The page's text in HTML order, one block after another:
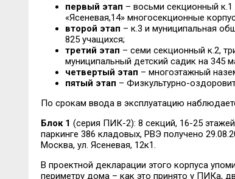
первый этап – восьми секционный
«Ясеневая,14» многосекционные
второй этап – к.3 и муниципальная
825 учащихся;
третий этап – семи секционный к.2,
муниципальный детский садик на 345
четвертый этап – многоэтажный
пятый этап – Физкультурно-
По срокам ввода в эксплуатацию
Блок 1 (серия ПИК-2): 8 секций, 16-25
паркинге 386 кладовых, РВЭ получено
Москва, ул. Ясеневая, 12к1.
В проектной декларации этого корпуса
периметру дома – как это принято у ПИКа,